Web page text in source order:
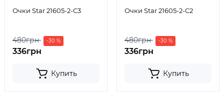
Очки Star 21605-2-C3
480грн -30 %
336грн
Купить
Очки Star 21605-2-C2
480грн -30 %
336грн
Купить